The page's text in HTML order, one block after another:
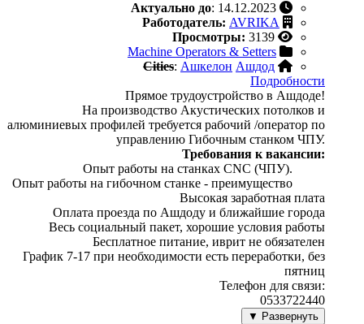
Актуально до: 14.12.2023
Работодатель: AVRIKA
Просмотры: 3139
Machine Operators & Setters
Cities: Ашкелон Ашдод
Подробности
Прямое трудоустройство в Ашдоде!
На производство Акустических потолков и
алюминиевых профилей требуется рабочий /оператор по
управлению Гибочным станком ЧПУ.
Требования к вакансии:
Опыт работы на станках CNC (ЧПУ).
Опыт работы на гибочном станке - преимущество
Высокая заработная плата
Оплата проезда по Ашдоду и ближайшие города
Весь социальный пакет, хорошие условия работы
Бесплатное питание, иврит не обязателен
График 7-17 при необходимости есть переработки, без
пятниц
Телефон для связи:
0533722440
Развернуть ▼